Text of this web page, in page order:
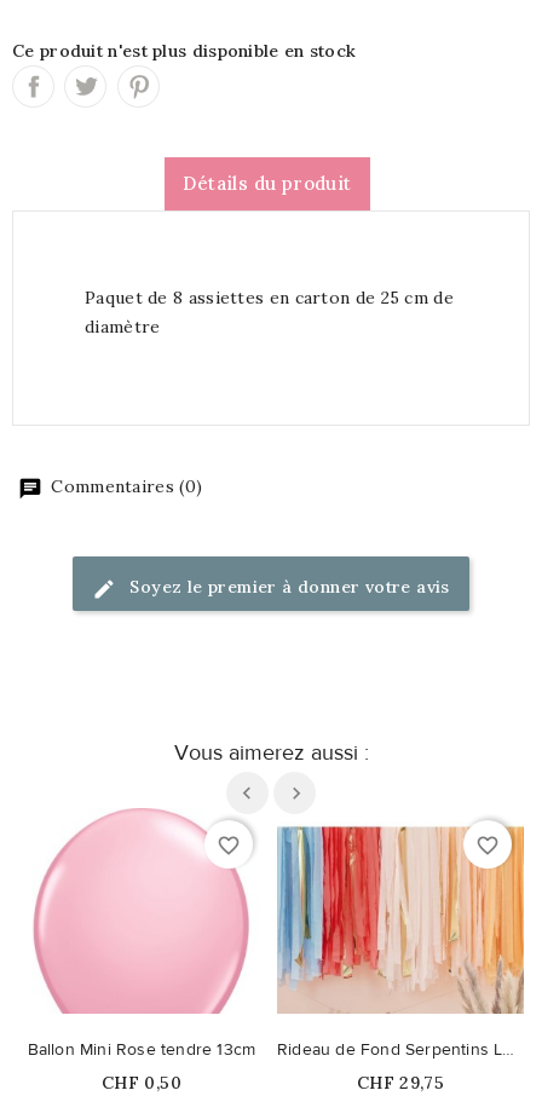
Ce produit n'est plus disponible en stock
Détails du produit
Paquet de 8 assiettes en carton de 25 cm de
diamètre
Commentaires (0)
Soyez le premier à donner votre avis
Vous aimerez aussi :
favorite_border
Ballon Mini Rose tendre 13cm
Prix
CHF 0,50
favorite_border
Rideau de Fond Serpentins Luxe Pastel Doux
Prix
CHF 29,75